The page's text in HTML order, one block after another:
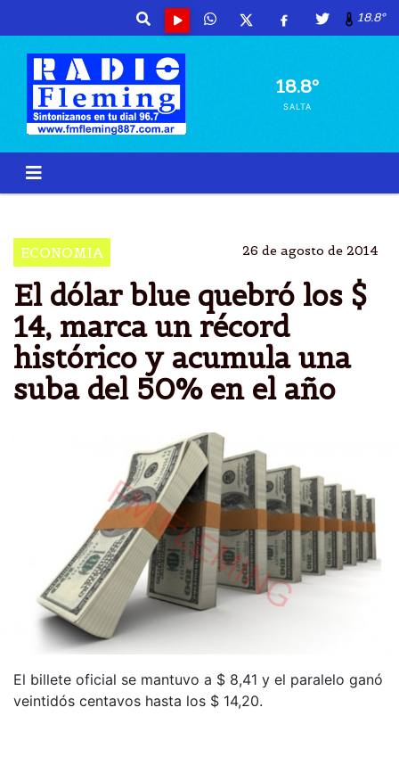
18.8º
18.8º
SALTA
ECONOMIA 26 de agosto de 2014
El dólar blue quebró los $
14, marca un récord
histórico y acumula una
suba del 50% en el año
El billete oficial se mantuvo a $ 8,41 y el paralelo ganó
veintidós centavos hasta los $ 14,20.